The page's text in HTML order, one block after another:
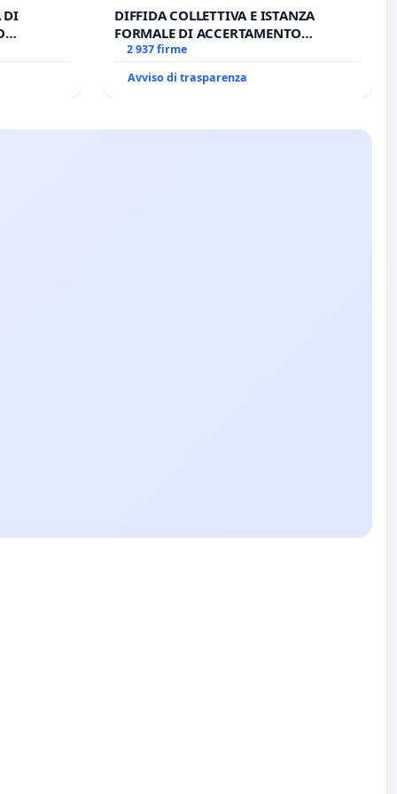
DI
DI
DIFFIDA COLLETTIVA E ISTANZA
FORMALE DI ACCERTAMENTO
CANONICO SU ELEZIONE LEONE XIV
2 937 firme
Avviso di trasparenza